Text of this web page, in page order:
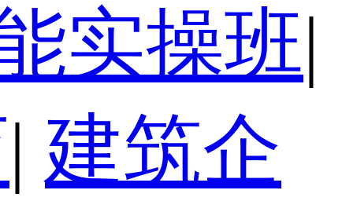
实操班|
| 建筑企